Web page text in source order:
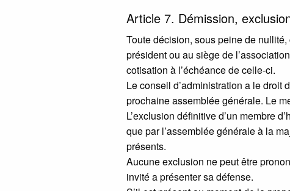
Article 7. Démission,
Toute décision, sous peine de
président ou au siège de
cotisation à l’échéance de celle-ci.
Le conseil d’administration a le droit
prochaine assemblée générale. Le
L’exclusion définitive d’un membre
que par l’assemblée générale à la
présents.
Aucune exclusion ne peut être
invité a présenter sa défense.